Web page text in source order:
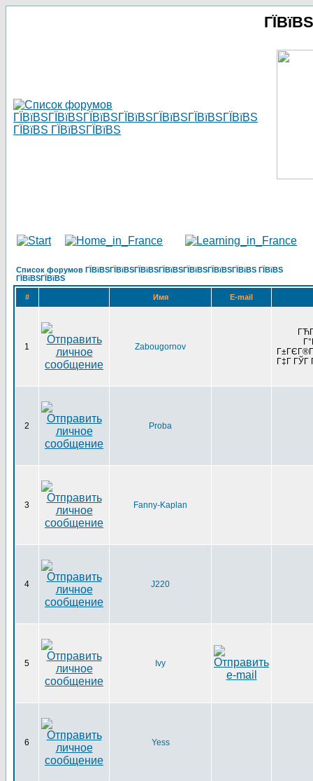
Список форумов ГЇВїВЅГЇВїВЅГЇВїВЅГЇВїВЅГЇВїВЅГЇВїВЅГЇВїВЅ ГЇВїВЅ
ГЇВїВЅГЇВїВЅ
# Имя E-mail
1 Zabougornov
Г‡Г ГЎГ
2 Proba
3 Fanny-Kaplan
4 J220
5 Ivy
6 Yess